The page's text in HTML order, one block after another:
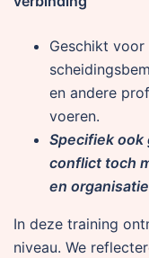
Geschikt voor
en andere
voeren.
Specifiek ook
conflict toch
en
In deze training
niveau. We